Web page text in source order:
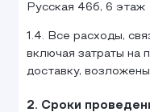
Русская 46б, 6 этаж
1.4. Все расходы,
включая затраты на
доставку,
2. Сроки